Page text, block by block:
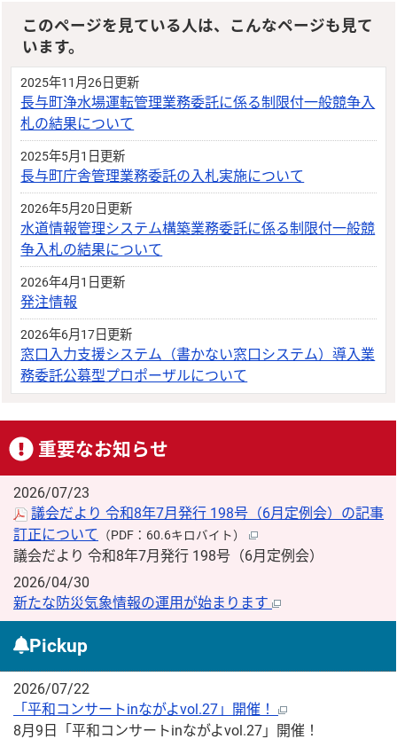
このページを見ている人は、こんなページも見て
います。
2025年11月26日更新
長与町浄水場運転管理業務委託に係る制限付一般競争入
札の結果について
2025年5月1日更新
長与町庁舎管理業務委託の入札実施について
2026年5月20日更新
水道情報管理システム構築業務委託に係る制限付一般競
争入札の結果について
2026年4月1日更新
発注情報
2026年6月17日更新
窓口入力支援システム（書かない窓口システム）導入業
務委託公募型プロポーザルについて
重要なお知らせ
2026/07/23
議会だより 令和8年7月発行 198号（6月定例会）の記事
訂正について （PDF：60.6キロバイト）
議会だより 令和8年7月発行 198号（6月定例会）
2026/04/30
新たな防災気象情報の運用が始まります
Pickup
2026/07/22
「平和コンサートinながよvol.27」開催！
8月9日「平和コンサートinながよvol.27」開催！